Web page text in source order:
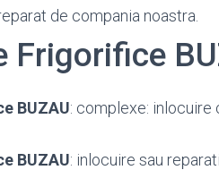
de compania noastra.
Frigorifice
BUZAU: complexe:
BUZAU: inlocuire sau